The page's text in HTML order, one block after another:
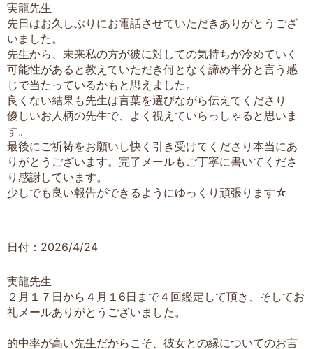
実龍先生
先日はお久しぶりにお電話させていただきありがとうござ
いました。
先生から、未来私の方が彼に対しての気持ちが冷めていく
可能性があると教えていただき何となく諦め半分と言う感
じで当たっているかもと思えました。
良くない結果も先生は言葉を選びながら伝えてくださり
優しいお人柄の先生で、よく視えていらっしゃると思いま
す。
最後にご祈祷をお願いし快く引き受けてくださり本当にあ
りがとうございます。完了メールもご丁寧に書いてくださ
り感謝しています。
少しでも良い報告ができるようにゆっくり頑張ります☆
日付：2026/4/24
実龍先生
２月１７日から４月１6日まで４回鑑定して頂き、そしてお
礼メールありがとうございました。
的中率が高い先生だからこそ、彼女との縁についてのお言